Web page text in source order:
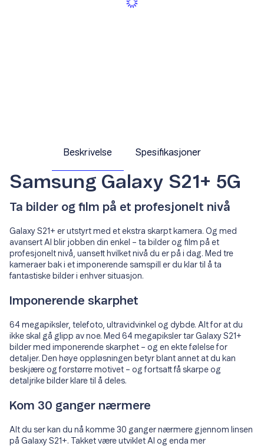
Beskrivelse Spesifikasjoner
Samsung Galaxy S21+ 5G
Ta bilder og film på et profesjonelt nivå
Galaxy S21+ er utstyrt med et ekstra skarpt kamera. Og med
avansert AI blir jobben din enkel – ta bilder og film på et
profesjonelt nivå, uansett hvilket nivå du er på i dag. Med tre
kameraer bak i et imponerende samspill er du klar til å ta
fantastiske bilder i enhver situasjon.
Imponerende skarphet
64 megapiksler, telefoto, ultravidvinkel og dybde. Alt for at du
ikke skal gå glipp av noe. Med 64 megapiksler tar Galaxy S21+
bilder med imponerende skarphet – og en ekte følelse for
detaljer. Den høye oppløsningen betyr blant annet at du kan
beskjære og forstørre motivet – og fortsatt få skarpe og
detaljrike bilder klare til å deles.
Kom 30 ganger nærmere
Alt du ser kan du nå komme 30 ganger nærmere gjennom linsen
på Galaxy S21+. Takket være utviklet AI og enda mer